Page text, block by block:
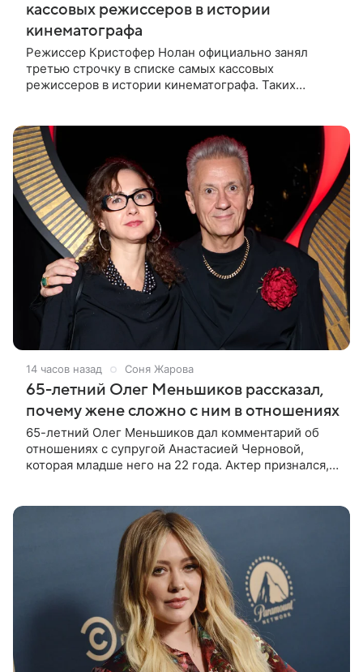
кассовых режиссеров в истории
кинематографа
Режиссер Кристофер Нолан официально занял
третью строчку в списке самых кассовых
режиссеров в истории кинематографа. Таких
14 часов назад Соня Жарова
65-летний Олег Меньшиков рассказал,
почему жене сложно с ним в отношениях
65-летний Олег Меньшиков дал комментарий об
отношениях с супругой Анастасией Черновой,
которая младше него на 22 года. Актер признался,